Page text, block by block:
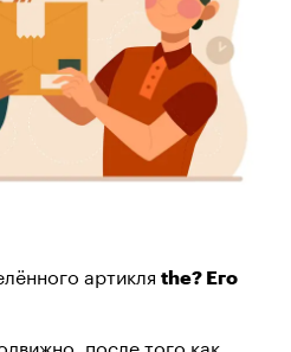
артикля the? Его
после того как